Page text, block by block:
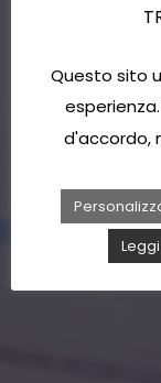
Questo sito
d'accordo,